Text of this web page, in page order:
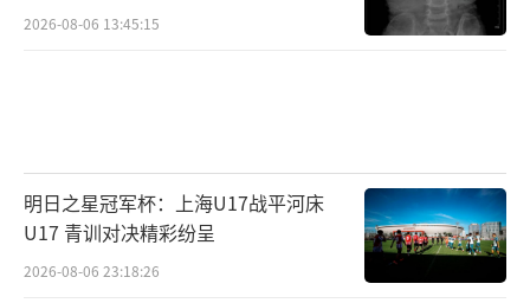
2026-08-06 13:45:15
明日之星冠军杯：上海U17战平河床
U17 青训对决精彩纷呈
2026-08-06 23:18:26